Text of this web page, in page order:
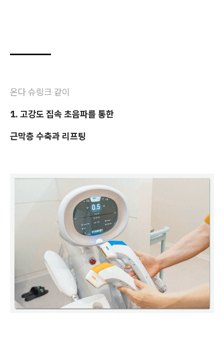
온다 슈링크 같이
1. 고강도 집속 초음파를 통한
근막층 수축과 리프팅